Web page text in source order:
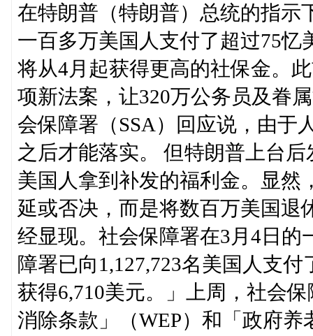
在特朗普（特朗普）总统的指示
一百多万美国人支付了超过75
将从4月起获得更高的社保金。
项新法案，让320万公务员及眷
会保障署（SSA）回应说，由于
之后才能落实。 但特朗普上台
美国人拿到补发的福利金。显然
延或否决，而是将数百万美国退
经显现。社会保障署在3月4日的
障署已向1,127,723名美国人支
获得6,710美元。」上周，社会
消除条款」（WEP）和「政府